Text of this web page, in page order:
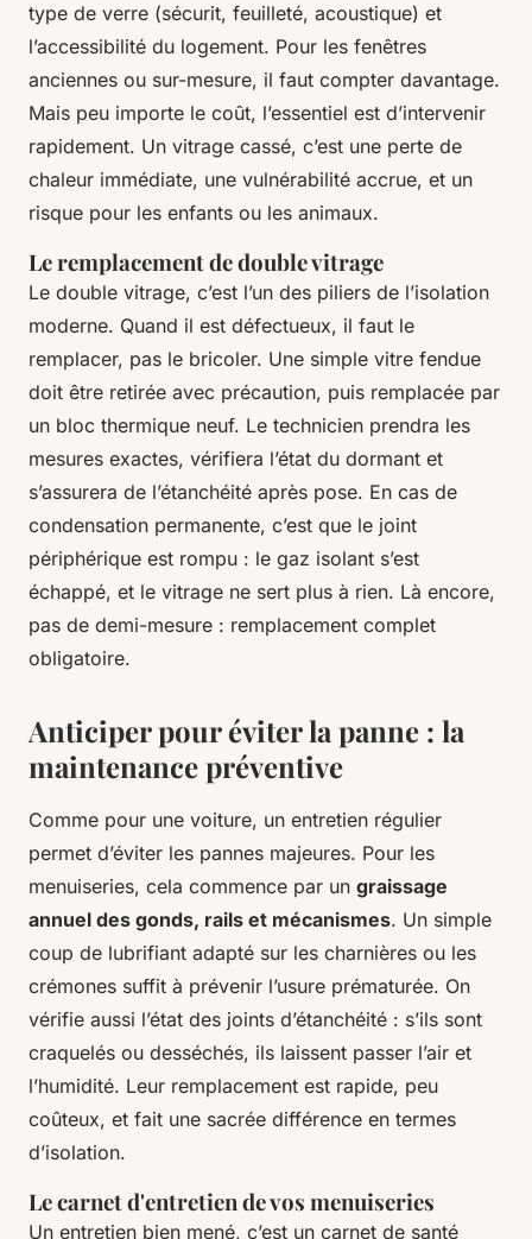
type de verre (sécurit, feuilleté, acoustique) et
l’accessibilité du logement. Pour les fenêtres
anciennes ou sur-mesure, il faut compter davantage.
Mais peu importe le coût, l’essentiel est d’intervenir
rapidement. Un vitrage cassé, c’est une perte de
chaleur immédiate, une vulnérabilité accrue, et un
risque pour les enfants ou les animaux.
Le remplacement de double vitrage
Le double vitrage, c’est l’un des piliers de l’isolation
moderne. Quand il est défectueux, il faut le
remplacer, pas le bricoler. Une simple vitre fendue
doit être retirée avec précaution, puis remplacée par
un bloc thermique neuf. Le technicien prendra les
mesures exactes, vérifiera l’état du dormant et
s’assurera de l’étanchéité après pose. En cas de
condensation permanente, c’est que le joint
périphérique est rompu : le gaz isolant s’est
échappé, et le vitrage ne sert plus à rien. Là encore,
pas de demi-mesure : remplacement complet
obligatoire.
Anticiper pour éviter la panne : la
maintenance préventive
Comme pour une voiture, un entretien régulier
permet d’éviter les pannes majeures. Pour les
menuiseries, cela commence par un graissage
annuel des gonds, rails et mécanismes. Un simple
coup de lubrifiant adapté sur les charnières ou les
crémones suffit à prévenir l’usure prématurée. On
vérifie aussi l’état des joints d’étanchéité : s’ils sont
craquelés ou desséchés, ils laissent passer l’air et
l’humidité. Leur remplacement est rapide, peu
coûteux, et fait une sacrée différence en termes
d’isolation.
Le carnet d'entretien de vos menuiseries
Un entretien bien mené, c’est un carnet de santé